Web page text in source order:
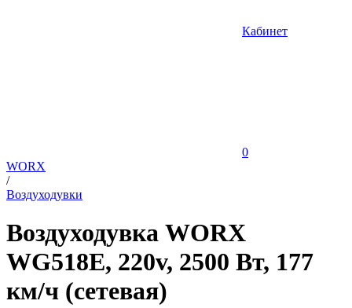
Кабинет
0
WORX
/
Воздуходувки
Воздуходувка WORX
WG518E, 220v, 2500 Вт, 177
км/ч (сетевая)